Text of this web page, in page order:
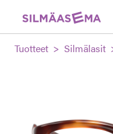
Tuotteet Silmälasit